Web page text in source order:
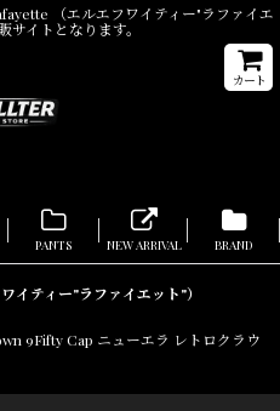
（エルエフワイティー"ラファイエ
サイトとなります。
カート
PANTS NEW ARRIVAL BRAND
イティー"ラファイエット"）
9Fifty Cap ニューエラ レトロクラウ